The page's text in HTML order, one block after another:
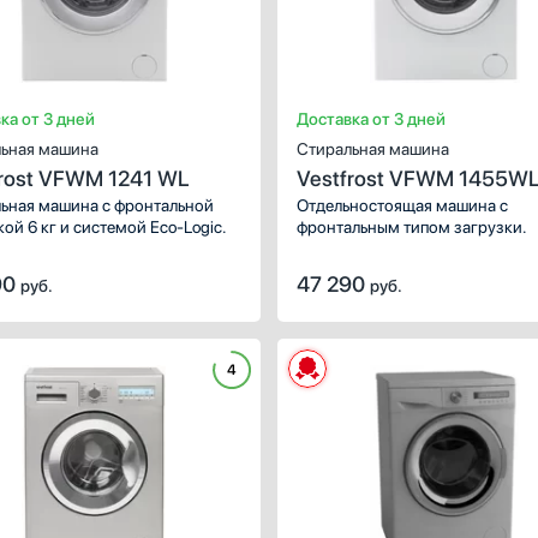
15 шт.
загрузить в барабан, — 9 кг. Для
и праздничных вещей можно
общее количество: 15 шт.
от 3 дней
машина
VFWM 1241 WL
машина с фронтальной
6 кг и системой Eco-Logic.
руб.
Доставка от 3 дней
Стиральная машина
Vestfrost VFWM 1455WL
Отдельностоящая машина с
фронтальным типом загрузки.
47 290 руб.
отдельностоящая
загрузка (кг):
(об/мин):
электронное
4